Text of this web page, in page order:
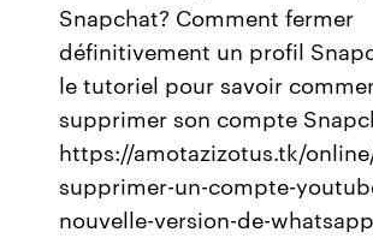
Snapchat? Comment fermer
définitivement un profil
le tutoriel pour savoir
supprimer son compte
https://amotazizotus.tk/
supprimer-un-compte-
nouvelle-version-de-